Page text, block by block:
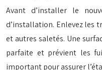
Avant d’installer le
d’installation. Enlevez les
et autres saletés. Une
parfaite et prévient les
important pour assurer